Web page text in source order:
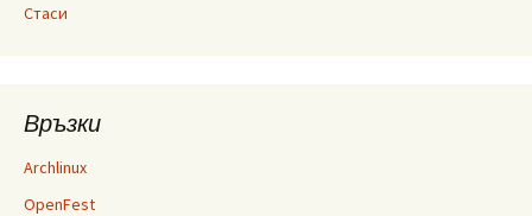
Стаси
Връзки
Archlinux
OpenFest